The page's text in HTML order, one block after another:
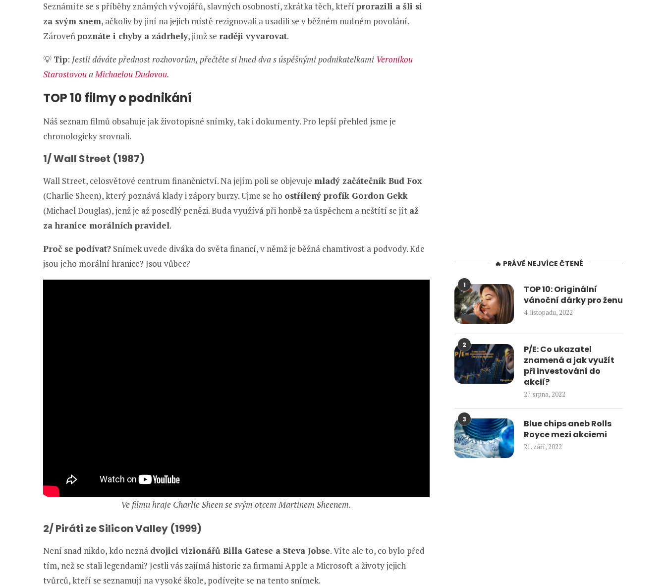
Seznámíte se s příběhy známých vývojářů, slavných osobností, zkrátka těch, kteří prorazili a šli si
za svým snem, ačkoliv by jiní na jejich místě rezignovali a usadili se v běžném nudném povolání.
Zároveňpoznáte i chyby a zádrhely, jimž se raději vyvarovat.
💡 Tip: Jestli dáváte přednost rozhovorům, přečtěte si hned dva s úspěšnými podnikatelkami Veronikou
StarostovouaMichaelou Dudovou.
TOP 10 filmy o podnikání
Náš seznam filmů obsahuje jak životopisné snímky, tak i dokumenty. Pro lepší přehled jsme je
chronologicky srovnali.
1/ Wall Street (1987)
Wall Street, celosvětové centrum finančnictví. Na jejím poli se objevuje mladý začátečník Bud Fox
(Charlie Sheen), který poznává klady i zápory burzy. Ujme se ho ostřílený profík Gordon Gekk
(Michael Douglas), jenž je až posedlý penězi. Buda využívá při honbě za úspěchem a neštítí se jít až
za hranice morálních pravidel.
Proč se podívat? Snímek uvede diváka do světa financí, v němž je běžná chamtivost a podvody. Kde
jsou jeho morální hranice? Jsou vůbec?
Ve filmu hraje Charlie Sheen se svým otcem Martinem Sheenem.
2/ Piráti ze Silicon Valley (1999)
Není snad nikdo, kdo nezná dvojici vizionářů Billa Gatese a Steva Jobse. Víte ale to, co bylo před
tím, než se stali legendami? Jestli vás zajímá historie za firmami Apple a Microsoft a životy jejich
tvůrců, kteří se seznamují na vysoké škole, podívejte se na tento snímek.
🔥 PRÁVĚ NEJVÍCE ČTENÉ
1
TOP 10: Originální
vánoční dárky pro ženu
4. listopadu, 2022
2
P/E: Co ukazatel
znamená a jak využít
při investování do
akcií?
27. srpna, 2022
3
Blue chips aneb Rolls
Royce mezi akciemi
21. září, 2022